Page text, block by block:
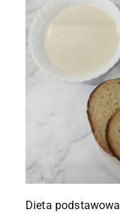
Dieta podstawowa